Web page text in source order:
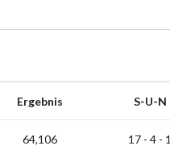
Ergebnis S-U-N
64,106 17 - 4 - 1